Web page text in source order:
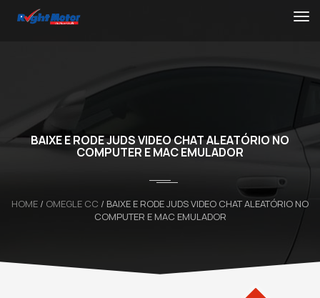
BAIXE E RODE JUDS VIDEO CHAT ALEATÓRIO NO
COMPUTER E MAC EMULADOR
HOME / OMEGLE CC / BAIXE E RODE JUDS VIDEO CHAT ALEATÓRIO NO
COMPUTER E MAC EMULADOR